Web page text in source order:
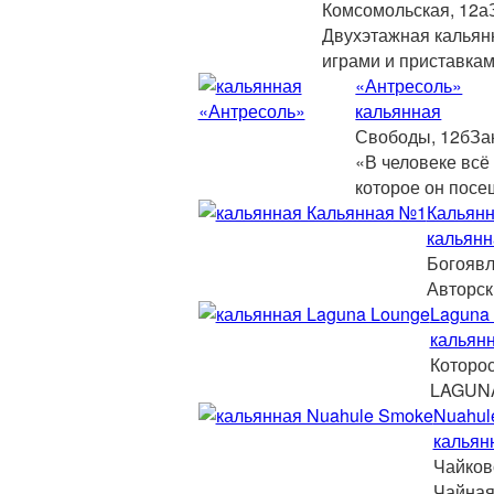
Комсомольская, 12а
Двухэтажная
играми и
«Антресоль»
кальянная
Свободы, 12б
«В человеке
которое он